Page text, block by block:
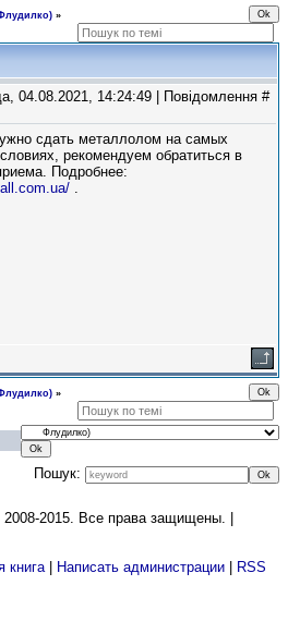
»
04.08.2021, 14:24:49 | Повідомлення #
сдать металлолом на самых
рекомендуем обратиться в
Подробнее:
.
»
Пошук:
2015. Все права защищены. |
книга| Написать администрации RSS